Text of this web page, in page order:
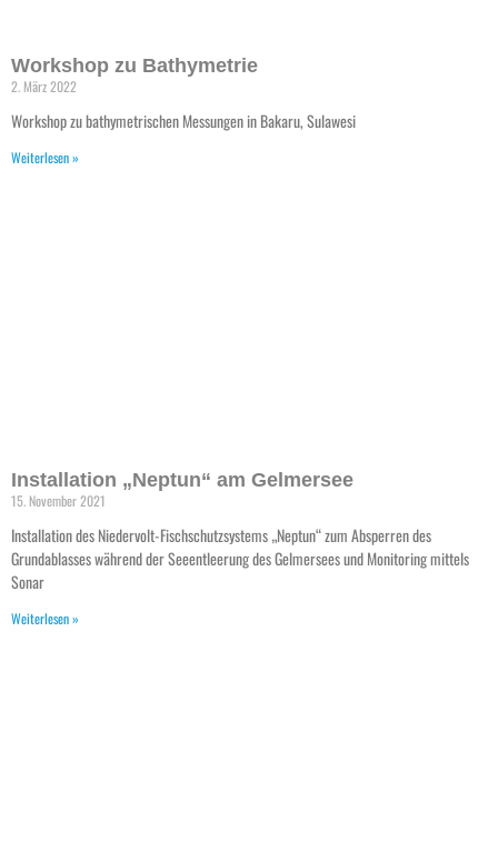
Workshop zu Bathymetrie
2. März 2022
Workshop zu bathymetrischen Messungen in Bakaru, Sulawesi
Weiterlesen »
Installation „Neptun“ am Gelmersee
15. November 2021
Installation des Niedervolt-Fischschutzsystems „Neptun“ zum Absperren des
Grundablasses während der Seeentleerung des Gelmersees und Monitoring mittels
Sonar
Weiterlesen »